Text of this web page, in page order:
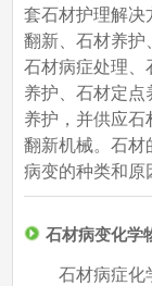
套石材护理解决
翻新、石材养护
石材病症处理、
养护、石材定点
养护，并供应石
翻新机械。石材
病变的种类和原
石材病变化学
石材病症